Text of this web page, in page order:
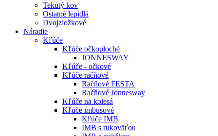
Tekutý kov
Ostatné lepidlá
Dvojzložkové
Náradie
Kľúče
Kľúče očkoploché
JONNESWAY
Kľúče - očkové
Kľúče račňové
Račňové FESTA
Račňové Jonnesway
Kľúče na kolesá
Kľúče imbusové
Kľúče IMB
IMB s rukoväťou